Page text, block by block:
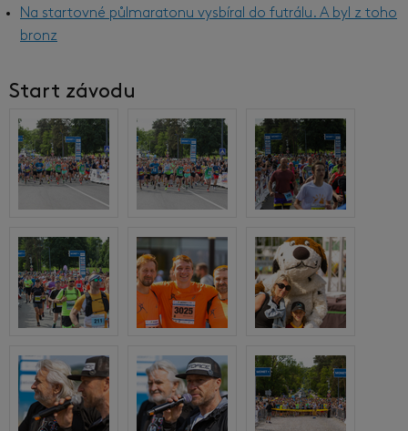
Na startovné půlmaratonu vysbíral do futrálu. A byl z toho
bronz
Start závodu